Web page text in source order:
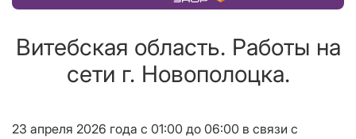
Витебская область. Работы на
сети г. Новополоцка.
23 апреля 2026 года c 01:00 до 06:00 в связи с